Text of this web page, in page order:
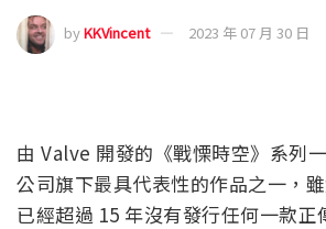
byKKVincent 2023 年 07 月 30 日
由 Valve 開發的《戰慄時空》系列
公司旗下最具代表性的作品之一，
已經超過 15 年沒有發行任何一款正